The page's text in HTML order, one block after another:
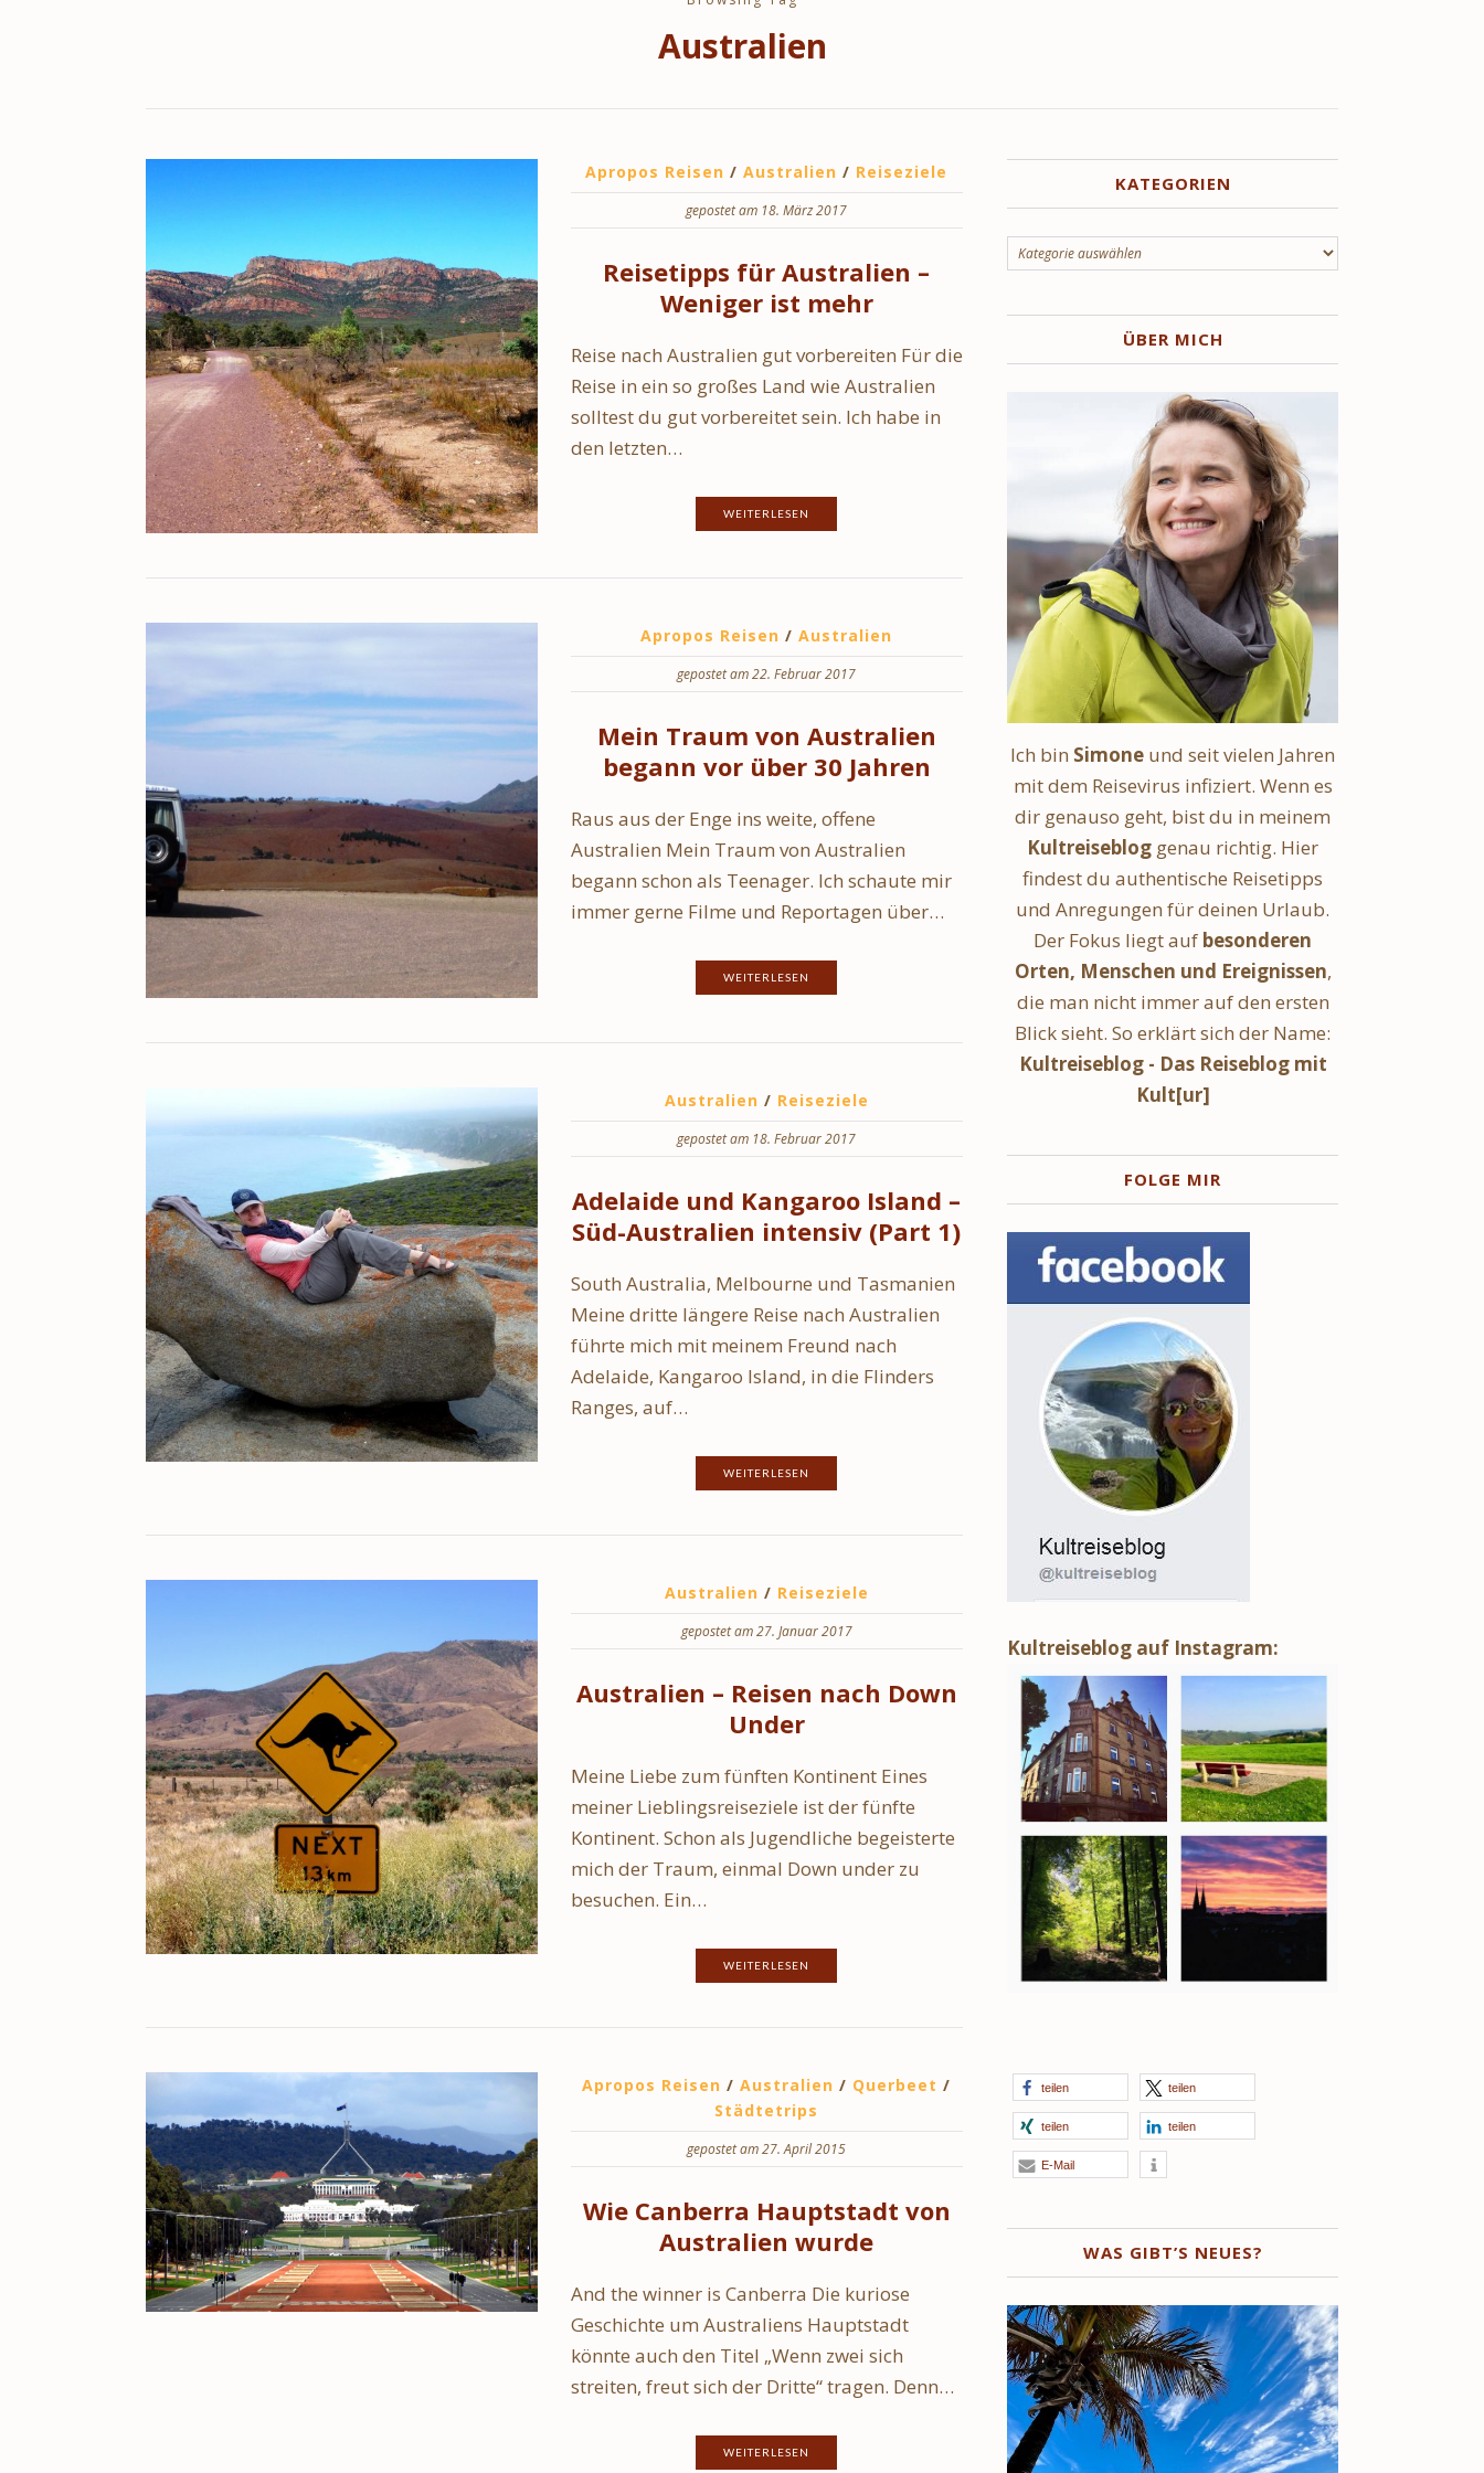
Australien
Apropos Reisen /Australien / Reiseziele
gepostet am 18. März 2017
Reisetipps für Australien –
Weniger ist mehr
Reise nach Australien gut vorbereiten Für die
Reise in ein so großes Land wie Australien
solltest du gut vorbereitet sein. Ich habe in
den letzten…
WEITERLESEN
Apropos Reisen /Australien
gepostet am 22. Februar 2017
Mein Traum von Australien
begann vor über 30 Jahren
Raus aus der Enge ins weite, offene
Australien Mein Traum von Australien
begann schon als Teenager. Ich schaute mir
immer gerne Filme und Reportagen über…
WEITERLESEN
Australien / Reiseziele
gepostet am 18. Februar 2017
Adelaide und Kangaroo Island –
Süd-Australien intensiv (Part 1)
South Australia, Melbourne und Tasmanien
Meine dritte längere Reise nach Australien
führte mich mit meinem Freund nach
Adelaide, Kangaroo Island, in die Flinders
Ranges, auf…
WEITERLESEN
Australien / Reiseziele
gepostet am 27. Januar 2017
Australien – Reisen nach Down
Under
Meine Liebe zum fünften Kontinent Eines
meiner Lieblingsreiseziele ist der fünfte
Kontinent. Schon als Jugendliche begeisterte
mich der Traum, einmal Down under zu
besuchen. Ein…
WEITERLESEN
Apropos Reisen /Australien / Querbeet /
Städtetrips
gepostet am 27. April 2015
Wie Canberra Hauptstadt von
Australien wurde
And the winner is Canberra Die kuriose
Geschichte um Australiens Hauptstadt
könnte auch den Titel „Wenn zwei sich
streiten, freut sich der Dritte“ tragen. Denn…
WEITERLESEN
KATEGORIEN
Kategorien
ÜBER MICH
Ich bin Simone und seit vielen Jahren
mit dem Reisevirus infiziert. Wenn es
dir genauso geht, bist du in meinem
Kultreiseblog genau richtig. Hier
findest du authentische Reisetipps
und Anregungen für deinen Urlaub.
Der Fokus liegt auf besonderen
Orten, Menschen und Ereignissen,
die man nicht immer auf den ersten
Blick sieht. So erklärt sich der Name:
Kultreiseblog - Das Reiseblog mit
Kult[ur]
FOLGE MIR
Kultreiseblog auf Instagram:
teilen teilen
teilen teilen
E-Mail
WAS GIBT’S NEUES?